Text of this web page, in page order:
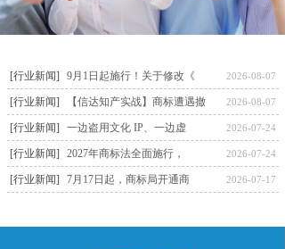
[行业新闻] 9月1日起施行！关于修改《 2026-08-07
[行业新闻] 【信达知产实战】商标遭遇撤 2026-08-07
[行业新闻] 一边盗用文化 IP、一边虚 2026-07-24
[行业新闻] 2027年商标法全面施行， 2026-07-24
[行业新闻] 7月17日起，商标局开通商 2026-07-17